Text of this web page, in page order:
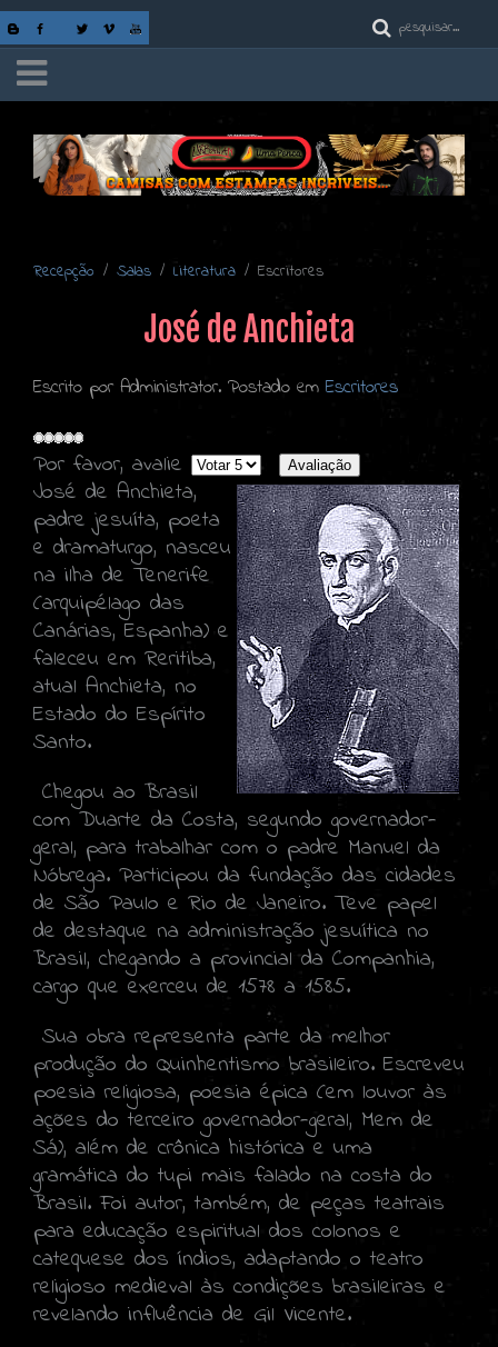
Recepção Salas Literatura Escritores
José de Anchieta
Escrito por Administrator. Postado em Escritores
Por favor, avalie
José de Anchieta,
padre jesuíta, poeta
e dramaturgo, nasceu
na ilha de Tenerife
(arquipélago das
Canárias, Espanha) e
faleceu em Reritiba,
atual Anchieta, no
Estado do Espírito
Santo.
Chegou ao Brasil
com Duarte da Costa, segundo governador-
geral, para trabalhar com o padre Manuel da
Nóbrega. Participou da fundação das cidades
de São Paulo e Rio de Janeiro. Teve papel
de destaque na administração jesuítica no
Brasil, chegando a provincial da Companhia,
cargo que exerceu de 1578 a 1585.
Sua obra representa parte da melhor
produção do Quinhentismo brasileiro. Escreveu
poesia religiosa, poesia épica (em louvor às
ações do terceiro governador-geral, Mem de
Sá), além de crônica histórica e uma
gramática do tupi mais falado na costa do
Brasil. Foi autor, também, de peças teatrais
para educação espiritual dos colonos e
catequese dos índios, adaptando o teatro
religioso medieval às condições brasileiras e
revelando influência de Gil Vicente.